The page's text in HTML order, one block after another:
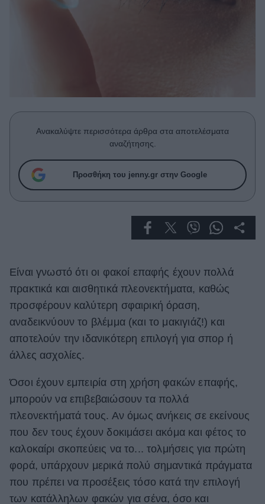
Woman Power
Πρόσωπα
Συνεντεύξεις
Who
True Stories
Ask the Guru
Living
Deco
Cooking
Αφιερώματα
ΒΟΞ
Χωρίς Ταμπέλες
Ανακαλύψτε περισσότερα άρθρα στα αποτελέσματα
αναζήτησης.
Προσθήκη του jenny.gr στην Google
Είναι γνωστό ότι οι φακοί επαφής έχουν πολλά
πρακτικά και αισθητικά πλεονεκτήματα, καθώς
προσφέρουν καλύτερη σφαιρική όραση,
αναδεικνύουν το βλέμμα (και το μακιγιάζ!) και
αποτελούν την ιδανικότερη επιλογή για σπορ ή
άλλες ασχολίες.
Όσοι έχουν εμπειρία στη χρήση φακών επαφής,
μπορούν να επιβεβαιώσουν τα πολλά
πλεονεκτήματά τους. Αν όμως ανήκεις σε εκείνους
που δεν τους έχουν δοκιμάσει ακόμα και φέτος το
καλοκαίρι σκοπεύεις να το... τολμήσεις για πρώτη
φορά, υπάρχουν μερικά πολύ σημαντικά πράγματα
που πρέπει να προσέξεις τόσο κατά την επιλογή
των κατάλληλων φακών για σένα, όσο και